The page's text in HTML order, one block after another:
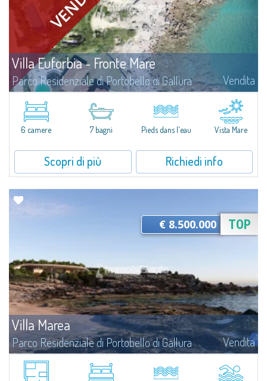
Villa Euforbia - Fronte Mare
Parco Residenziale di Portobello di Gallura Vendita
La VillaVilla Euforbia è una villa pied dans l'eau di circa 350 mq che sorge
su uno straordinario lotto confinante mare di circa 1.600 mq, attualmente
in fase di costruzione. Il nostro tour di...
6 camere
7 bagni Pieds dans l'eau Vista Mare
Scopri di più Richiedi info
Villa Marea
Parco Residenziale di Portobello di Gallura Vendita
La Villa Questa esclusiva residenza fronte mare nasce da una visione
architettonica che mette al centro il rapporto tra uomo, natura e
TOP
€ 8.500.000